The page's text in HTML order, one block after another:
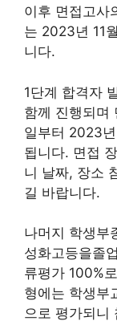
이후 면접고사
는 2023년 11
니다.
1단계 합격자
함께 진행되며
일부터 2023
됩니다. 면접
니 날짜, 장소
길 바랍니다.
나머지 학생부
성화고등을졸
류평가 100%
형에는 학생부
으로 평가되니